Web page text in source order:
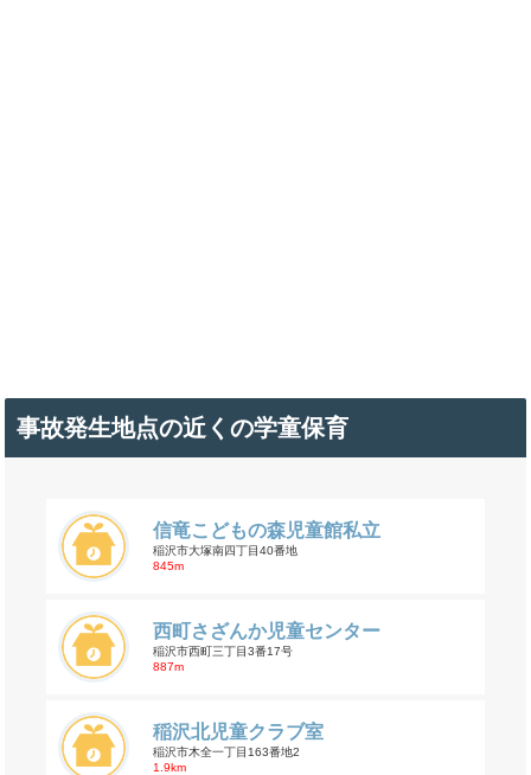
事故発生地点の近くの学童保育
信竜こどもの森児童館私立
稲沢市大塚南四丁目40番地
845m
西町さざんか児童センター
稲沢市西町三丁目3番17号
887m
稲沢北児童クラブ室
稲沢市木全一丁目163番地2
1.9km